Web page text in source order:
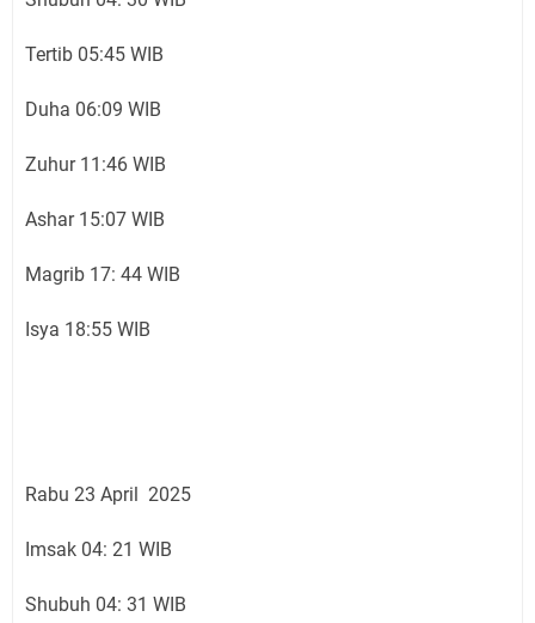
Tertib 05:45 WIB
Duha 06:09 WIB
Zuhur 11:46 WIB
Ashar 15:07 WIB
Magrib 17: 44 WIB
Isya 18:55 WIB
Rabu 23 April 2025
Imsak 04: 21 WIB
Shubuh 04: 31 WIB